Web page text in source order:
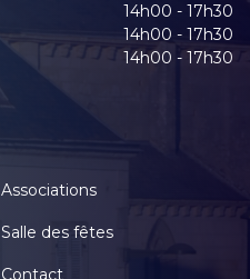
14h00 - 17h30
14h00 - 17h30
14h00 - 17h30
Associations
Salle des fêtes
Contact